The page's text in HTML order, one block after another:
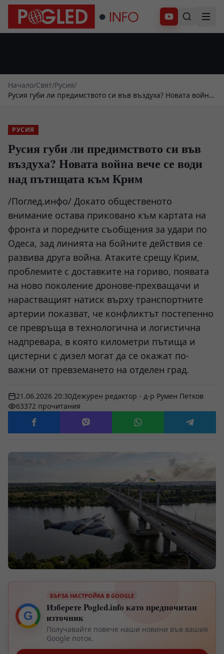
Абонирай се
Начало/Свят/Русия/
Русия губи ли предимството си във въздуха? Новата война
РУСИЯ
Русия губи ли предимството си във
въздуха? Новата война вече се води
над пътищата към Крим
/Поглед.инфо/ Докато общественото
внимание остава приковано към картата на
фронта и поредните съобщения за удари по
Одеса, зад линията на бойните действия се
развива друга война. Атаките срещу Крим,
проблемите с доставките на гориво, появата
на ново поколение дронове-прехващачи и
нарастващият натиск върху транспортните
артерии показват, че конфликтът постепенно
се превръща в технологична и логистична
надпревара, в която километри пътища и
цистерни с дизел могат да се окажат по-
важни от превземането на отделен град.
21.06.2026 20:30Дежурен редактор - д-р Румен Петков
63372 прочитания
G
БЪРЗА НАСТРОЙКА В GOOGLE
Изберете Pogled.info като предпочитан
източник
Получавайте повече наши новини във вашия
Google поток.